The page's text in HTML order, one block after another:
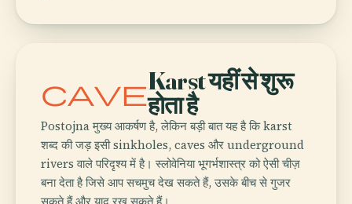
caveKarst यहीं से शुरू
होता है
Postojna मुख्य आकर्षण है, लेकिन बड़ी बात यह है कि karst
शब्द की जड़ इसी sinkholes, caves और underground
rivers वाले परिदृश्य में है। स्लोवेनिया भूगर्भशास्त्र को ऐसी चीज़
बना देता है जिसे आप सचमुच देख सकते हैं, उसके बीच से गुजर